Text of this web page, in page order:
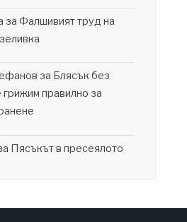
за Фалшивият труд на
за Блясък без
грижим правилно за
Пясъкът в пресеялото